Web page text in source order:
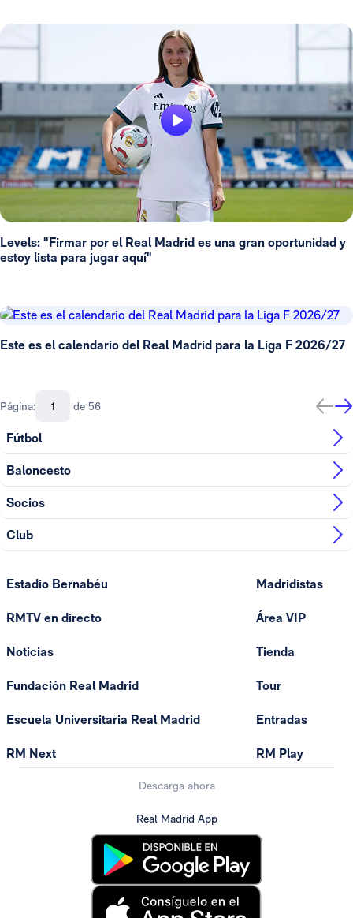
Levels: "Firmar por el Real Madrid es una gran oportunidad y
estoy lista para jugar aquí"
Este es el calendario del Real Madrid para la Liga F 2026/27
Página: de 56
Fútbol
Baloncesto
Socios
Club
Estadio Bernabéu
RMTV en directo
Noticias
Fundación Real Madrid
Escuela Universitaria Real Madrid
RM Next
Madridistas
Área VIP
Tienda
Tour
Entradas
RM Play
Descarga ahora
Real Madrid App